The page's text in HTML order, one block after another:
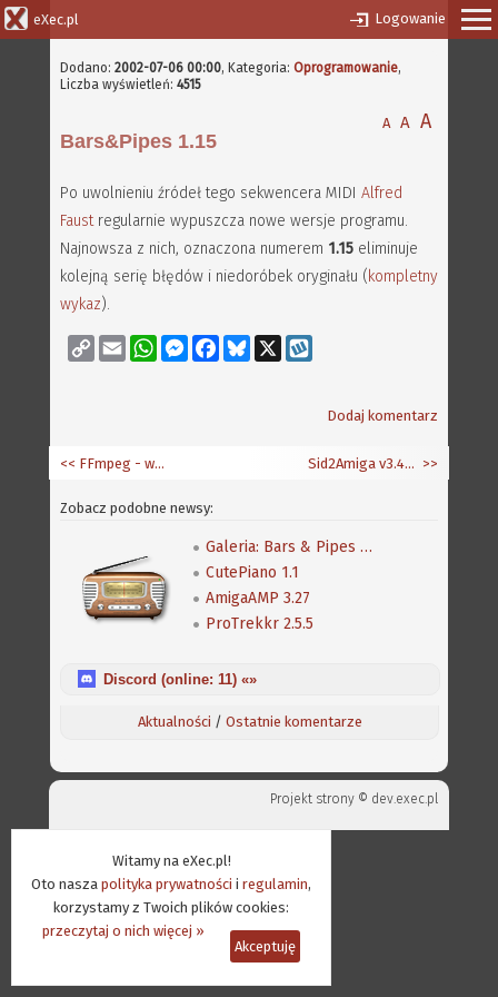
Witamy na eXec.pl!
Oto nasza polityka prywatności i regulamin,
korzystamy z Twoich plików cookies:
przeczytaj o nich więcej »
Akceptuję
eXec.pl Logowanie
Dodano: 2002-07-06 00:00, Kategoria: Oprogramowanie,
Liczba wyświetleń: 4515
A A A
Bars&Pipes 1.15
Po uwolnieniu źródeł tego sekwencera MIDI Alfred
Faustregularnie wypuszcza nowe wersje programu.
Najnowsza z nich, oznaczona numerem 1.15 eliminuje
kolejną serię błędów i niedoróbek oryginału (kompletny
wykaz).
Copy
Link
Email WhatsAppMessenger
FacebookBluesky
Dodaj komentarz
Sid2Amiga v3.40b >>
<< FFmpeg - wersja WarpOS
Zobacz podobne newsy:
Galeria: Bars & Pipes Professional
CutePiano 1.1
AmigaAMP 3.27
ProTrekkr 2.5.5
Discord (online: 11) «»
Aktualności / Ostatnie komentarze
Projekt strony © dev.exec.pl